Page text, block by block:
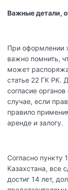
Важные детали,
При оформлении
важно помнить,
может
статье 22 ГК РК.
согласие
случае, если
правило
аренде и залогу.
Согласно пункту
Казахстана, все
достиг 14 лет,